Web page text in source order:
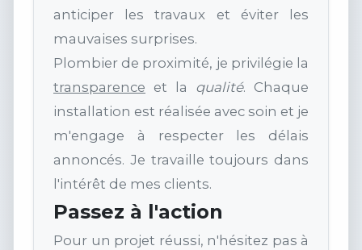
anticiper les travaux et éviter les
mauvaises surprises.
Plombier de proximité, je privilégie la
transparence et la qualité. Chaque
installation est réalisée avec soin et je
m'engage à respecter les délais
annoncés. Je travaille toujours dans
l'intérêt de mes clients.
Passez à l'action
Pour un projet réussi, n'hésitez pas à